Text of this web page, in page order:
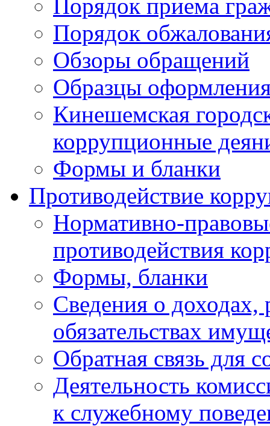
Порядок приема
Порядок
Обзоры обращений
Образцы
Кинешемская
коррупционные
Формы и бланки
Противодействие
Нормативно-
противодействия
Формы, бланки
Сведения о доходах,
обязательствах
Обратная связь для
Деятельность
к служебному